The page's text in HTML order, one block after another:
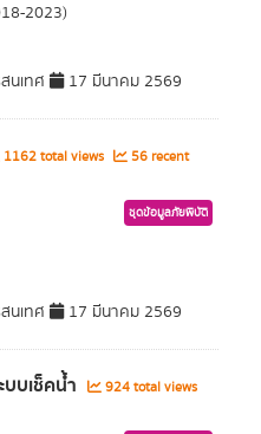
2023)
นเทศ 17 มีนาคม 2569
1162 total views
56 recent
ชุดข้อมูลภัยพิบัติ
นเทศ 17 มีนาคม 2569
บเช็คนํ้า
924 total views